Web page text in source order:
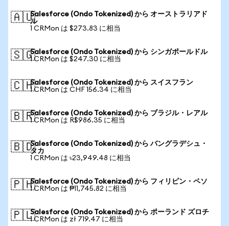
🇦🇺Salesforce (Ondo Tokenized) から オーストラリアド
ル
1 CRMon は $273.83 に相当
🇸🇬Salesforce (Ondo Tokenized) から シンガポールドル
1 CRMon は $247.30 に相当
🇨🇭Salesforce (Ondo Tokenized) から スイスフラン
1 CRMon は CHF 156.34 に相当
🇧🇷Salesforce (Ondo Tokenized) から ブラジル・レアル
1 CRMon は R$986.35 に相当
🇧🇩Salesforce (Ondo Tokenized) から バングラデシュ・
タカ
1 CRMon は ৳23,949.48 に相当
🇵🇭Salesforce (Ondo Tokenized) から フィリピン・ペソ
1 CRMon は ₱11,745.82 に相当
🇵🇱Salesforce (Ondo Tokenized) から ポーランド ズロチ
1 CRMon は zł 719.47 に相当